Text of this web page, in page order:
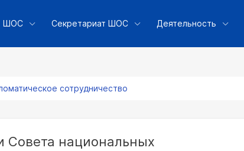
ШОС Секретариат ШОС Деятельность
сотрудничество
Совета национальных